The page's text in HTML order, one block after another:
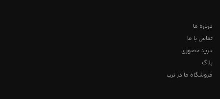
درباره ما
تماس با ما
خرید حضوری
بلاگ
فروشگاه ما در ترب